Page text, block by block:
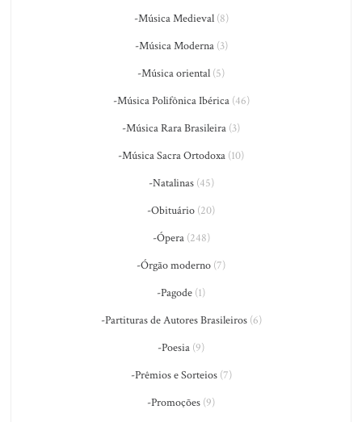
-Música Medieval(8)
-Música Moderna(3)
-Música oriental (5)
-Música Polifônica Ibérica(46)
-Música Rara Brasileira (3)
-Música Sacra Ortodoxa (10)
-Natalinas(45)
-Obituário (20)
-Ópera(248)
-Órgão moderno (7)
-Pagode (1)
-Partituras de Autores Brasileiros(6)
-Poesia (9)
-Prêmios e Sorteios(7)
-Promoções (9)